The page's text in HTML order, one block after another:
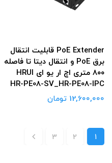
PoE Extender قابلیت انتقال
برق PoE و انتقال دیتا تا فاصله
۸۰۰ متری اچ ار یو ای HRUI
HR-PE08-SV_HR-PE08-IPC
12,600,000 تومان
1
2
3